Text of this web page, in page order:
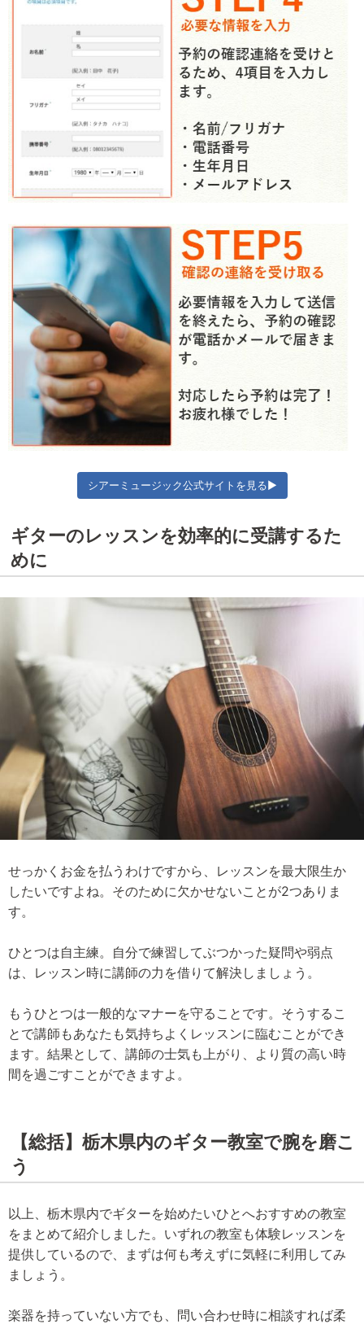
シアーミュージック公式サイトを見る▶
ギターのレッスンを効率的に受講するた
めに
せっかくお金を払うわけですから、レッスンを最大限生か
したいですよね。そのために欠かせないことが2つありま
す。
ひとつは自主練。自分で練習してぶつかった疑問や弱点
は、レッスン時に講師の力を借りて解決しましょう。
もうひとつは一般的なマナーを守ることです。そうするこ
とで講師もあなたも気持ちよくレッスンに臨むことができ
ます。結果として、講師の士気も上がり、より質の高い時
間を過ごすことができますよ。
【総括】栃木県内のギター教室で腕を磨こ
う
以上、栃木県内でギターを始めたいひとへおすすめの教室
をまとめて紹介しました。いずれの教室も体験レッスンを
提供しているので、まずは何も考えずに気軽に利用してみ
ましょう。
楽器を持っていない方でも、問い合わせ時に相談すれば柔